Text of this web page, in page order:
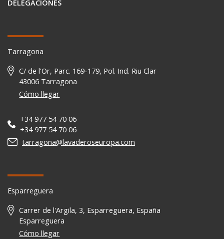
DELEGACIONES
Tarragona
C/ de l'Or, Parc. 169-179, Pol. Ind. Riu Clar
43006 Tarragona
Cómo llegar
+34 977 54 70 06
+34 977 54 70 06
tarragona@lavaderoseuropa.com
Esparreguera
Carrer de l'Argila, 3, Esparreguera, España
Esparreguera
Cómo llegar